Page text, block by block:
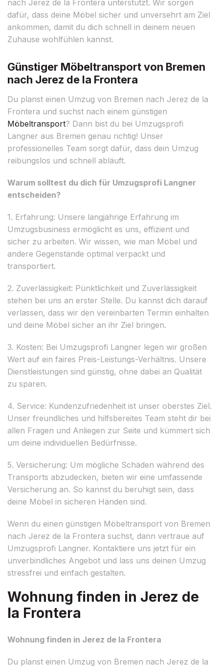
nach Jerez de la Frontera unterstützt. Wir sorgen
dafür, dass deine Möbel sicher und unversehrt am Ziel
ankommen, damit du dich schnell in deinem neuen
Zuhause wohlfühlen kannst.
Günstiger Möbeltransport von Bremen
nach Jerez de la Frontera
Du planst einen Umzug von Bremen nach Jerez de la
Frontera und suchst nach einem günstigen
Möbeltransport? Dann bist du bei Umzugsprofi
Langner aus Bremen genau richtig! Unser
professionelles Team sorgt dafür, dass dein Umzug
reibungslos und schnell abläuft.
Warum solltest du dich für Umzugsprofi Langner
entscheiden?
1. Erfahrung: Unsere langjährige Erfahrung im
Umzugsbusiness ermöglicht es uns, effizient und
sicher zu arbeiten. Wir wissen, wie man Möbel und
andere Gegenstände optimal verpackt und
transportiert.
2. Zuverlässigkeit: Pünktlichkeit und Zuverlässigkeit
stehen bei uns an erster Stelle. Du kannst dich darauf
verlassen, dass wir den vereinbarten Termin einhalten
und deine Möbel sicher an ihr Ziel bringen.
3. Kosten: Bei Umzugsprofi Langner legen wir großen
Wert auf ein faires Preis-Leistungs-Verhältnis. Unsere
Dienstleistungen sind günstig, ohne dabei an Qualität
zu sparen.
4. Service: Kundenzufriedenheit ist unser oberstes Ziel.
Unser freundliches und hilfsbereites Team steht dir bei
allen Fragen und Anliegen zur Seite und kümmert sich
um deine individuellen Bedürfnisse.
5. Versicherung: Um mögliche Schäden während des
Transports abzudecken, bieten wir eine umfassende
Versicherung an. So kannst du beruhigt sein, dass
deine Möbel in sicheren Händen sind.
Wenn du einen günstigen Möbeltransport von Bremen
nach Jerez de la Frontera suchst, dann vertraue auf
Umzugsprofi Langner. Kontaktiere uns jetzt für ein
unverbindliches Angebot und lass uns deinen Umzug
stressfrei und einfach gestalten.
Wohnung finden in Jerez de
la Frontera
Wohnung finden in Jerez de la Frontera
Du planst einen Umzug von Bremen nach Jerez de la